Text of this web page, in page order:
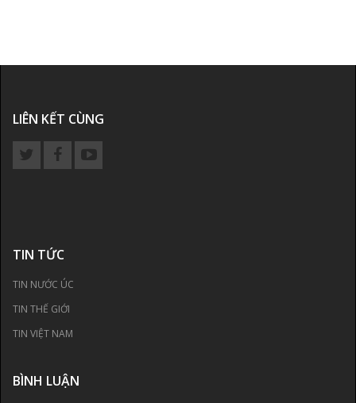
LIÊN KẾT CÙNG
TIN TỨC
TIN NƯỚC ÚC
TIN THẾ GIỚI
TIN VIỆT NAM
BÌNH LUẬN